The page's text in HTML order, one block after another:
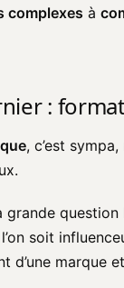
complexes à
:
, c’est sympa,
grande question
soit
d’une marque